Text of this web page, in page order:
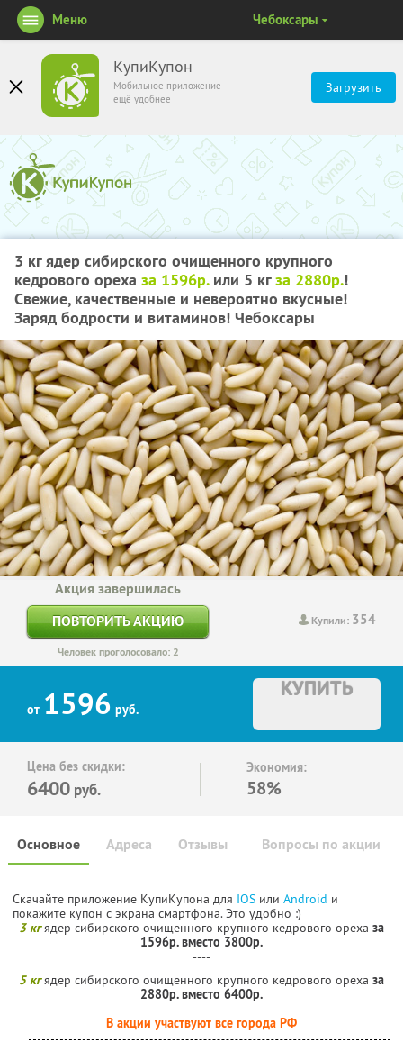
КупиКупон
Мобильное приложение
ещё удобнее
Загрузить
Меню Чебоксары
3 кгядер сибирского очищенного крупного
кедрового ореха за 1596р.или 5 кгза 2880р.!
Свежие, качественные и невероятно вкусные!
Заряд бодрости и витаминов! Чебоксары
Купили: 354
Акция завершилась
ПОВТОРИТЬ АКЦИЮ
Человек проголосовало: 2
от 1596 руб.
КУПИТЬ
Цена без скидки:
6400 руб.
Экономия:
58%
Основное Отзывы Вопросы по акции
Адреса
Скачайте приложение КупиКупона для IOS или Android и
покажите купон с экрана смартфона. Это удобно :)
3 кгядер сибирского очищенного крупного кедрового ореха за
1596р. вместо 3800р.
----
5 кгядер сибирского очищенного крупного кедрового ореха за
2880р. вместо 6400р.
----
В акции участвуют все города РФ